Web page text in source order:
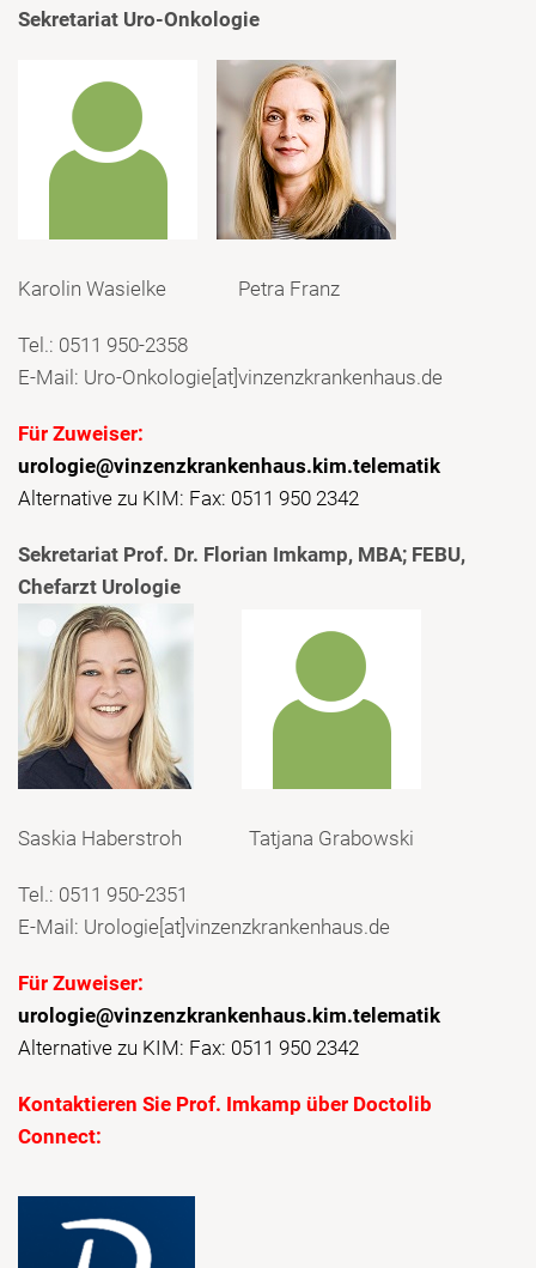
Sekretariat Uro-Onkologie
Karolin Wasielke Petra Franz
Tel.: 0511 950-2358
E-Mail: Uro-Onkologie[at]vinzenzkrankenhaus.de
Für Zuweiser:
urologie@vinzenzkrankenhaus.kim.telematik
Alternative zu KIM: Fax: 0511 950 2342
Sekretariat Prof. Dr. Florian Imkamp, MBA; FEBU,
Chefarzt Urologie
Saskia Haberstroh Tatjana Grabowski
Tel.: 0511 950-2351
E-Mail: Urologie[at]vinzenzkrankenhaus.de
Für Zuweiser:
urologie@vinzenzkrankenhaus.kim.telematik
Alternative zu KIM: Fax: 0511 950 2342
Kontaktieren Sie Prof. Imkamp über Doctolib
Connect: